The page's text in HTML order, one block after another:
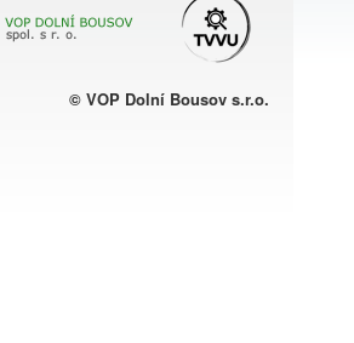
© VOP Dolní Bousov s.r.o.